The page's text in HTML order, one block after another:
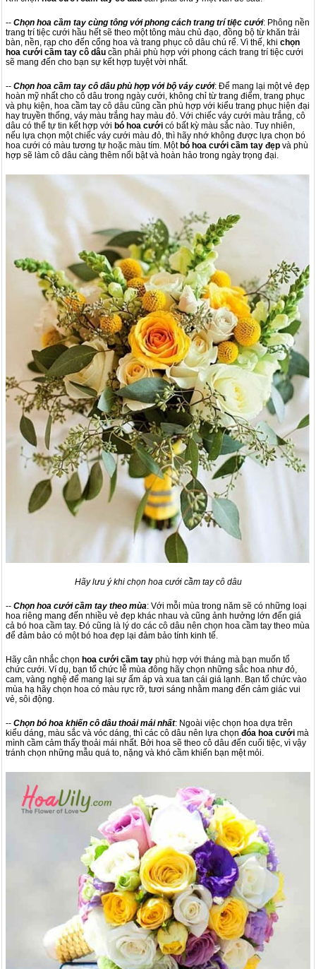
-- Chọn hoa cầm tay cùng tông với phong cách trang trí tiệc cưới: Phông nền
trang trí tiệc cưới hầu hết sẽ theo một tông màu chủ đạo, đồng bộ từ khăn trải
bàn, nền, rạp cho đến cổng hoa và trang phục cô dâu chú rể. Vì thế, khi chọn
hoa cưới cầm tay cô dâu cần phải phù hợp với phong cách trang trí tiệc cưới
sẽ mang đến cho bạn sự kết hợp tuyệt vời nhất.
-- Chọn hoa cầm tay cô dâu phù hợp với bộ váy cưới: Để mang lại một vẻ đẹp
hoàn mỹ nhất cho cô dâu trong ngày cưới, không chỉ từ trang điểm, trang phục
và phụ kiện, hoa cầm tay cô dâu cũng cần phù hợp với kiểu trang phục hiện đại
hay truyền thống, váy màu trắng hay màu đỏ. Với chiếc váy cưới màu trắng, cô
dâu có thể tự tin kết hợp với bó hoa cưới có bất kỳ màu sắc nào. Tuy nhiên,
nếu lựa chọn một chiếc váy cưới màu đỏ, thì hãy nhớ không được lựa chọn bó
hoa cưới có màu tương tự hoặc màu tím. Mộtbó hoa cưới cầm tay đẹp và phù
hợp sẽ làm cô dâu càng thêm nổi bật và hoàn hảo trong ngày trọng đại.
Hãy lưu ý khi chọn hoa cưới cầm tay cô dâu
-- Chọn hoa cưới cầm tay theo mùa: Với mỗi mùa trong năm sẽ có những loại
hoa riêng mang đến nhiều vẻ đẹp khác nhau và cũng ảnh hưởng lớn đến giá
cả bó hoa cầm tay. Đó cũng là lý do các cô dâu nên chọn hoa cầm tay theo mùa
để đảm bảo có một bó hoa đẹp lại đảm bảo tính kinh tế.
Hãy cân nhắc chọn hoa cưới cầm tay phù hợp với tháng mà bạn muốn tổ
chức cưới. Ví dụ, bạn tổ chức lễ mùa đông hãy chọn những sắc hoa như đỏ,
cam, vàng nghệ để mang lại sự ấm áp và xua tan cái giá lạnh. Bạn tổ chức vào
mùa hạ hãy chọn hoa có màu rực rỡ, tươi sáng nhằm mang đến cảm giác vui
vẻ, sôi động.
-- Chọn bó hoa khiến cô dâu thoải mái nhất: Ngoài việc chọn hoa dựa trên
kiểu dáng, màu sắc và vóc dáng, thì các cô dâu nên lựa chọn đóa hoa cưới mà
mình cầm cảm thấy thoải mái nhất. Bởi hoa sẽ theo cô dâu đến cuối tiệc, vì vậy
tránh chọn những mẫu quá to, nặng và khó cầm khiến bạn mệt mỏi.